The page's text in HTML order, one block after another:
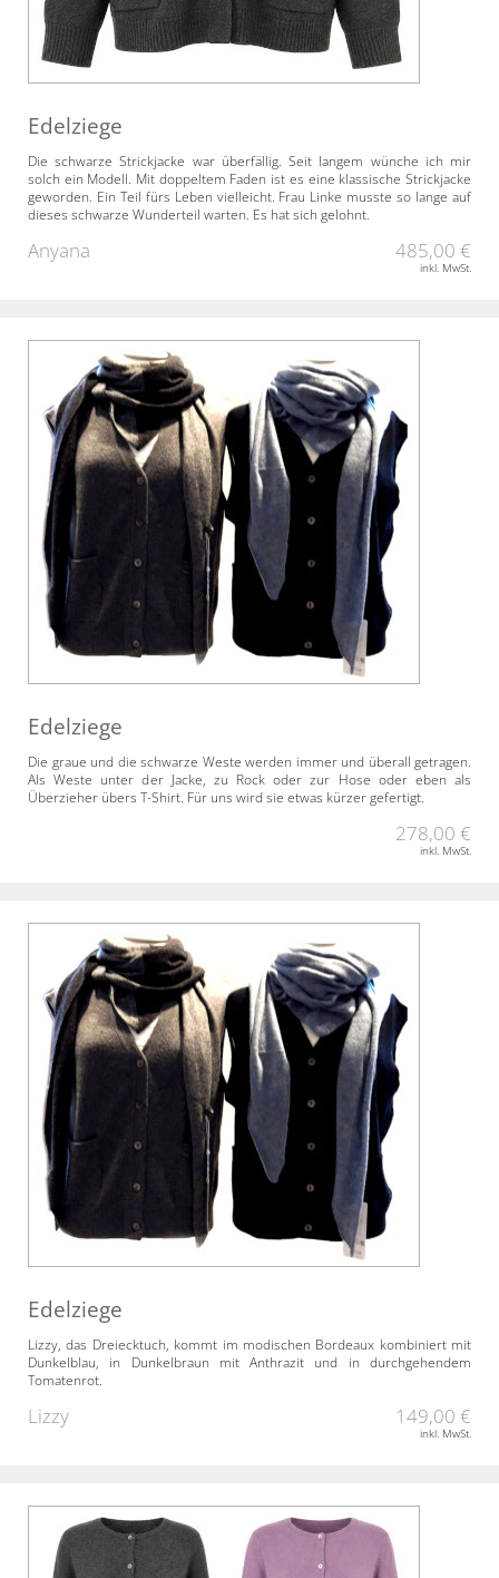
Edelziege
Die schwarze Strickjacke war überfällig. Seit langem wünche ich mir
solch ein Modell. Mit doppeltem Faden ist es eine klassische Strickjacke
geworden. Ein Teil fürs Leben vielleicht. Frau Linke musste so lange auf
dieses schwarze Wunderteil warten. Es hat sich gelohnt.
Anyana 485,00 €
inkl. MwSt.
Edelziege
Die graue und die schwarze Weste werden immer und überall getragen.
Als Weste unter der Jacke, zu Rock oder zur Hose oder eben als
Überzieher übers T-Shirt. Für uns wird sie etwas kürzer gefertigt.
278,00 €
inkl. MwSt.
Edelziege
Lizzy, das Dreiecktuch, kommt im modischen Bordeaux kombiniert mit
Dunkelblau, in Dunkelbraun mit Anthrazit und in durchgehendem
Tomatenrot.
Lizzy 149,00 €
inkl. MwSt.